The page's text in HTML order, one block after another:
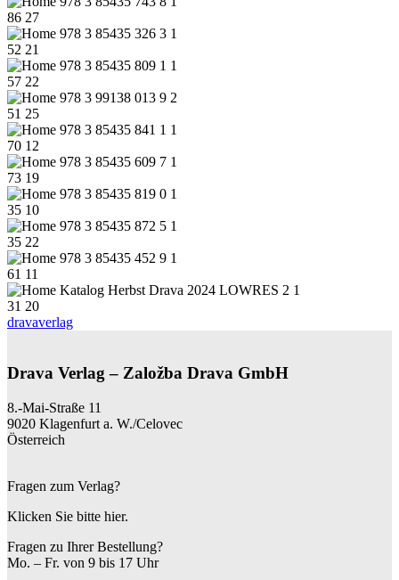
86 27
52 21
57 22
51 25
70 12
73 19
35 10
35 22
61 11
31 20
dravaverlag
Drava Verlag – Založba Drava GmbH
8.-Mai-Straße 11
9020 Klagenfurt a. W./Celovec
Österreich
Fragen zum Verlag?
Klicken Sie bitte hier.
Fragen zu Ihrer Bestellung?
Mo. – Fr. von 9 bis 17 Uhr